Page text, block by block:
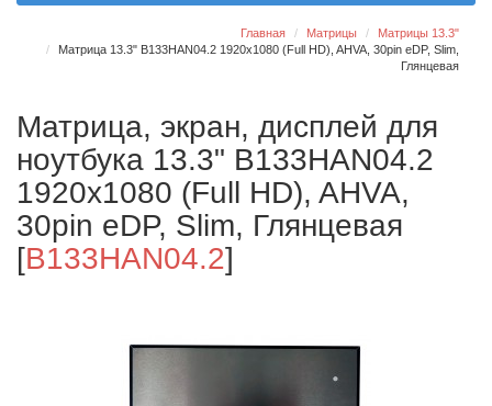
Главная Матрицы
Матрицы 13.3"
Матрица 13.3" B133HAN04.2 1920x1080 (Full HD), AHVA, 30pin eDP, Slim,
Глянцевая
Матрица, экран, дисплей для
ноутбука 13.3" B133HAN04.2
1920x1080 (Full HD), AHVA,
30pin eDP, Slim, Глянцевая
[B133HAN04.2]